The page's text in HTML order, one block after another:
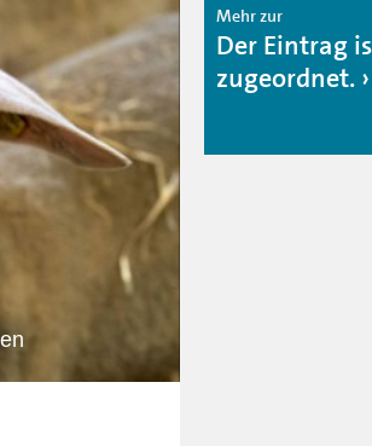
Mehr zur
Der Eintrag
zugeordnet.